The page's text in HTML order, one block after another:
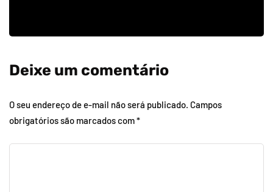
Deixe um comentário
O seu endereço de e-mail não será publicado. Campos
obrigatórios são marcados com*